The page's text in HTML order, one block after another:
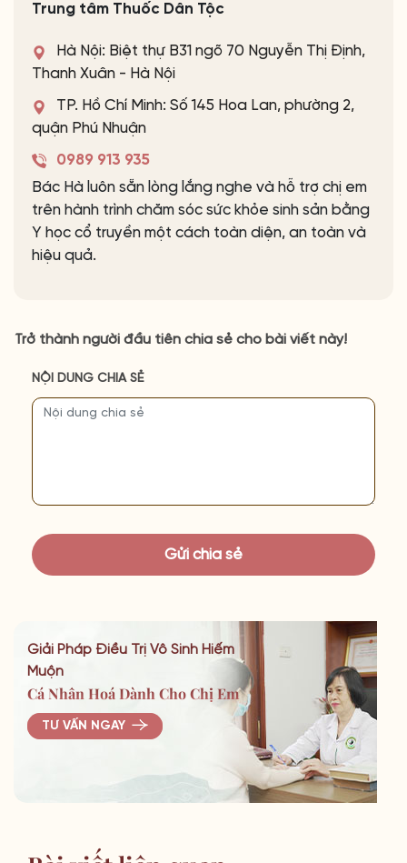
Trung tâm Thuốc Dân Tộc
Hà Nội: Biệt thự B31 ngõ 70 Nguyễn Thị Định,
Thanh Xuân - Hà Nội
TP. Hồ Chí Minh: Số 145 Hoa Lan, phường 2,
quận Phú Nhuận
0989 913 935
Bác Hà luôn sẵn lòng lắng nghe và hỗ trợ chị em
trên hành trình chăm sóc sức khỏe sinh sản bằng
Y học cổ truyền một cách toàn diện, an toàn và
hiệu quả.
Trở thành người đầu tiên chia sẻ cho bài viết này!
NỘI DUNG CHIA SẺ
Giải Pháp Điều Trị Vô Sinh Hiếm
Muộn
Cá Nhân Hoá Dành Cho Chị Em
TƯ VẤN NGAY